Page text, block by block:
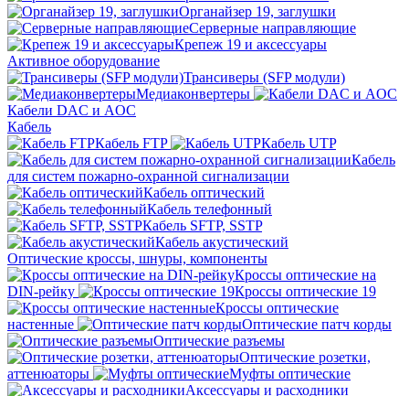
Органайзер 19, заглушки
Серверные направляющие
Крепеж 19 и аксессуары
Активное оборудование
Трансиверы (SFP модули)
Медиаконвертеры
Кабели DAC и AOC
Кабель
Кабель FTP
Кабель UTP
Кабель
для систем пожарно-охранной сигнализации
Кабель оптический
Кабель телефонный
Кабель SFTP, SSTP
Кабель акустический
Оптические кроссы, шнуры, компоненты
Кроссы оптические на
DIN-рейку
Кроссы оптические 19
Кроссы оптические
настенные
Оптические патч корды
Оптические разъемы
Оптические розетки,
аттенюаторы
Муфты оптические
Аксессуары и расходники